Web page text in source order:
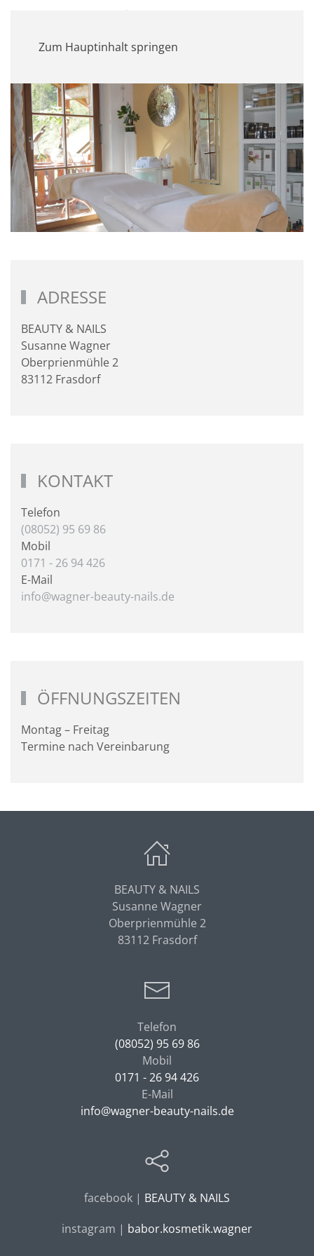
Zum Hauptinhalt springen
ADRESSE
BEAUTY & NAILS
Susanne Wagner
Oberprienmühle 2
83112 Frasdorf
KONTAKT
Telefon
(08052) 95 69 86
Mobil
0171 - 26 94 426
E-Mail
info@wagner-beauty-nails.de
ÖFFNUNGSZEITEN
Montag – Freitag
Termine nach Vereinbarung
BEAUTY & NAILS
Susanne Wagner
Oberprienmühle 2
83112 Frasdorf
Telefon
(08052) 95 69 86
Mobil
0171 - 26 94 426
E-Mail
info@wagner-beauty-nails.de
facebook | BEAUTY & NAILS
instagram | babor.kosmetik.wagner